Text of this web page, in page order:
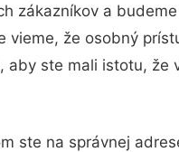
zákazníkov a
že osobný
ste mali istotu, že
ste na správnej